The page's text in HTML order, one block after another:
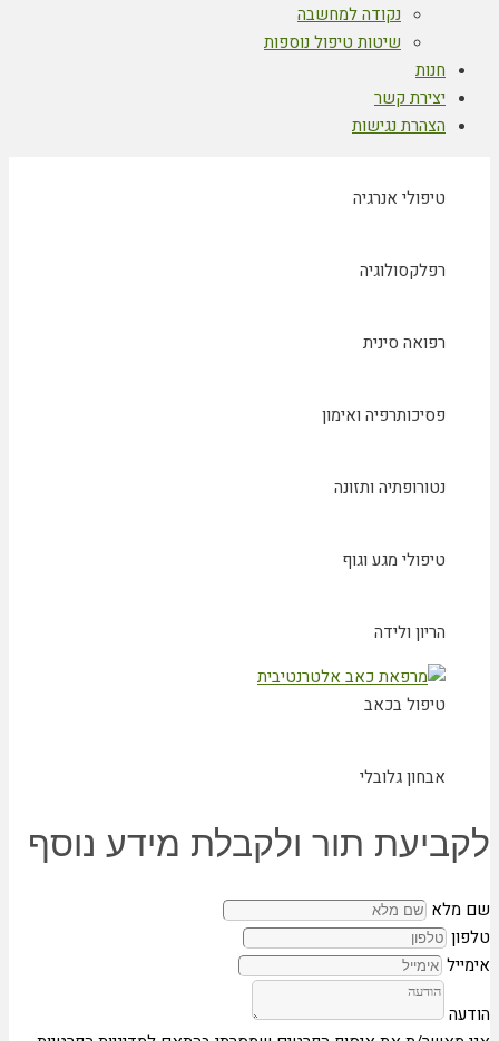
נקודה למחשבה
שיטות טיפול נוספות
חנות
יצירת קשר
הצהרת נגישות
טיפולי אנרגיה
רפלקסולוגיה
רפואה סינית
פסיכותרפיה ואימון
נטורופתיה ותזונה
טיפולי מגע וגוף
הריון ולידה
טיפול בכאב
אבחון גלובלי
תור ולקבלת מידע נוסף